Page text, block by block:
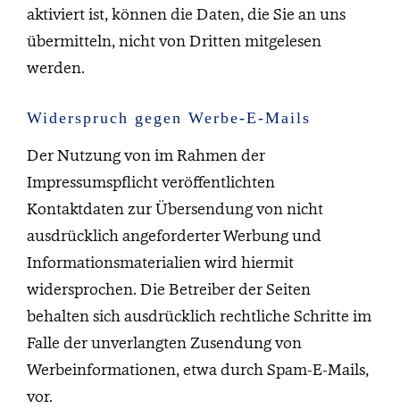
aktiviert ist, können die Daten, die Sie an uns
übermitteln, nicht von Dritten mitgelesen
werden.
Widerspruch gegen Werbe-E-Mails
Der Nutzung von im Rahmen der
Impressumspflicht veröffentlichten
Kontaktdaten zur Übersendung von nicht
ausdrücklich angeforderter Werbung und
Informationsmaterialien wird hiermit
widersprochen. Die Betreiber der Seiten
behalten sich ausdrücklich rechtliche Schritte im
Falle der unverlangten Zusendung von
Werbeinformationen, etwa durch Spam-E-Mails,
vor.